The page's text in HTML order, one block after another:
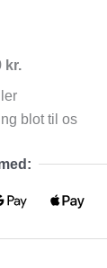
kr.
blot til os